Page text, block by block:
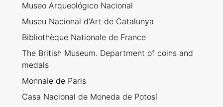
Museo Arqueológico Nacional
Museu Nacional d'Art de Catalunya
Bibliothèque Nationale de France
The British Museum. Department of coins and
medals
Monnaie de Paris
Casa Nacional de Moneda de Potosí